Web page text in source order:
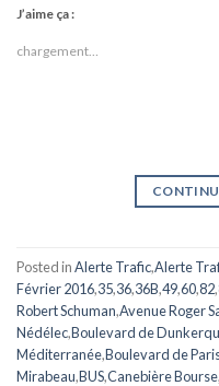
J’aime ça :
chargement…
Posted inAlerte Trafic,Alerte
Février 2016,35,36,36B,49,60,82,
Robert Schuman,Avenue Roger
Nédélec,Boulevard de
Méditerranée,Boulevard de
Mirabeau,BUS,Canebière Bourse,